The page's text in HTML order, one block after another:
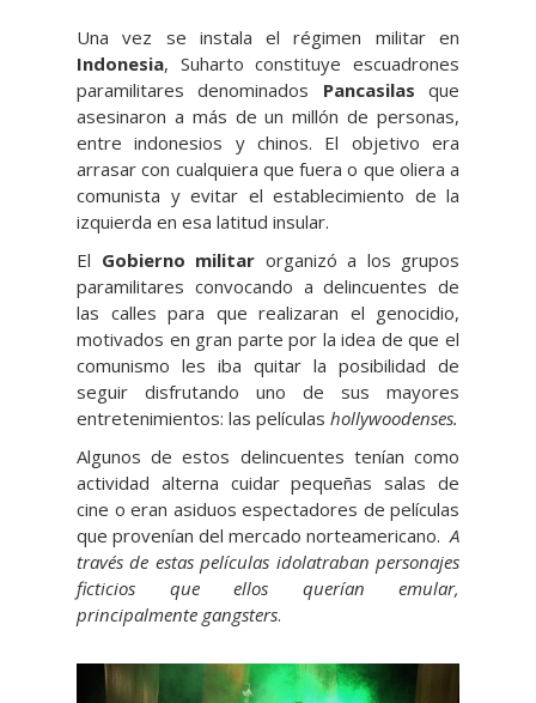
Una vez se instala el régimen militar en
Indonesia, Suharto constituye escuadrones
paramilitares denominados Pancasilas que
asesinaron a más de un millón de personas,
entre indonesios y chinos. El objetivo era
arrasar con cualquiera que fuera o que oliera a
comunista y evitar el establecimiento de la
izquierda en esa latitud insular.
El Gobierno militar organizó a los grupos
paramilitares convocando a delincuentes de
las calles para que realizaran el genocidio,
motivados en gran parte por la idea de que el
comunismo les iba quitar la posibilidad de
seguir disfrutando uno de sus mayores
entretenimientos: las películas hollywoodenses.
Algunos de estos delincuentes tenían como
actividad alterna cuidar pequeñas salas de
cine o eran asiduos espectadores de películas
que provenían del mercado norteamericano.A
través de estas películas idolatraban personajes
ficticios que ellos querían emular,
principalmente gangsters.